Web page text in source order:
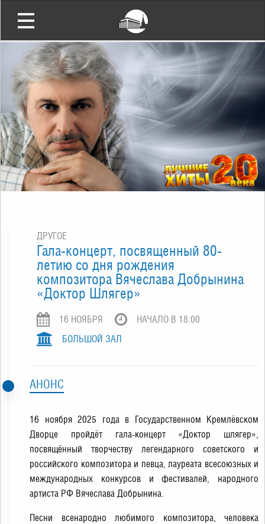
ДРУГОЕ
Гала-концерт, посвященный 80-
летию со дня рождения
композитора Вячеслава Добрынина
«Доктор Шлягер»
16 НОЯБРЯ
НАЧАЛО В 18:00
БОЛЬШОЙ ЗАЛ
АНОНС
16 ноября 2025 года в Государственном Кремлёвском
Дворце пройдёт гала-концерт «Доктор шлягер»,
посвящённый творчеству легендарного советского и
российского композитора и певца, лауреата всесоюзных и
международных конкурсов и фестивалей, народного
артиста РФ Вячеслава Добрынина.
Песни всенародно любимого композитора, человека